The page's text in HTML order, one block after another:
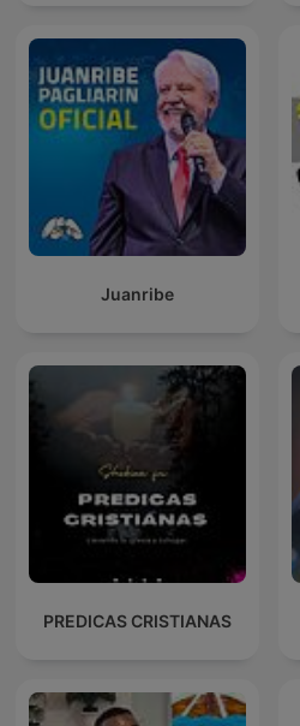
Juanribe
PREDICAS CRISTIANAS